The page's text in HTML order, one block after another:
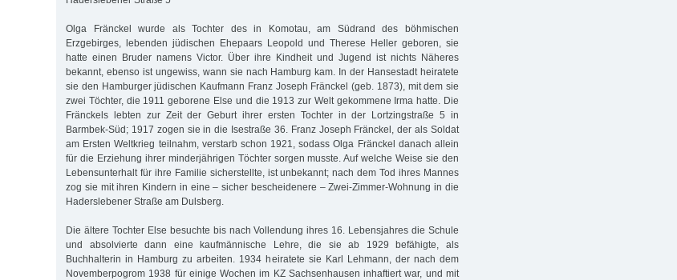
Olga Fränckel wurde als Tochter des in Komotau, am Südrand des böhmischen
Erzgebirges, lebenden jüdischen Ehepaars Leopold und Therese Heller geboren, sie
hatte einen Bruder namens Victor. Über ihre Kindheit und Jugend ist nichts Näheres
bekannt, ebenso ist ungewiss, wann sie nach Hamburg kam. In der Hansestadt heiratete
sie den Hamburger jüdischen Kaufmann Franz Joseph Fränckel (geb. 1873), mit dem sie
zwei Töchter, die 1911 geborene Else und die 1913 zur Welt gekommene Irma hatte. Die
Fränckels lebten zur Zeit der Geburt ihrer ersten Tochter in der Lortzingstraße 5 in
Barmbek-Süd; 1917 zogen sie in die Isestraße 36. Franz Joseph Fränckel, der als Soldat
am Ersten Weltkrieg teilnahm, verstarb schon 1921, sodass Olga Fränckel danach allein
für die Erziehung ihrer minderjährigen Töchter sorgen musste. Auf welche Weise sie den
Lebensunterhalt für ihre Familie sicherstellte, ist unbekannt; nach dem Tod ihres Mannes
zog sie mit ihren Kindern in eine – sicher bescheidenere – Zwei-Zimmer-Wohnung in die
Haderslebener Straße am Dulsberg.
Die ältere Tochter Else besuchte bis nach Vollendung ihres 16. Lebensjahres die Schule
und absolvierte dann eine kaufmännische Lehre, die sie ab 1929 befähigte, als
Buchhalterin in Hamburg zu arbeiten. 1934 heiratete sie Karl Lehmann, der nach dem
Novemberpogrom 1938 für einige Wochen im KZ Sachsenhausen inhaftiert war, und mit